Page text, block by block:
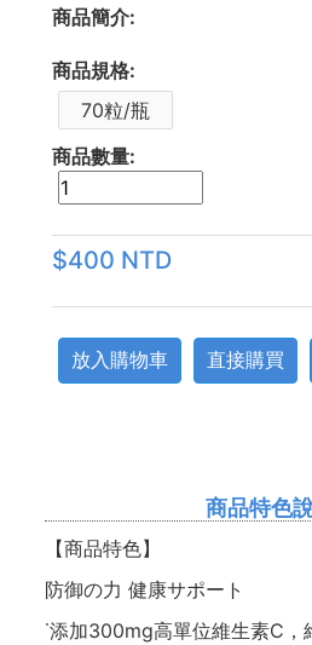
商品簡介:
商品規格:
70粒/瓶
商品數量:
$400 NTD
放入購物車 直接購買
商品特色
【商品特色】
防御の力 健康サポート
˙添加300mg高單位維生素C，